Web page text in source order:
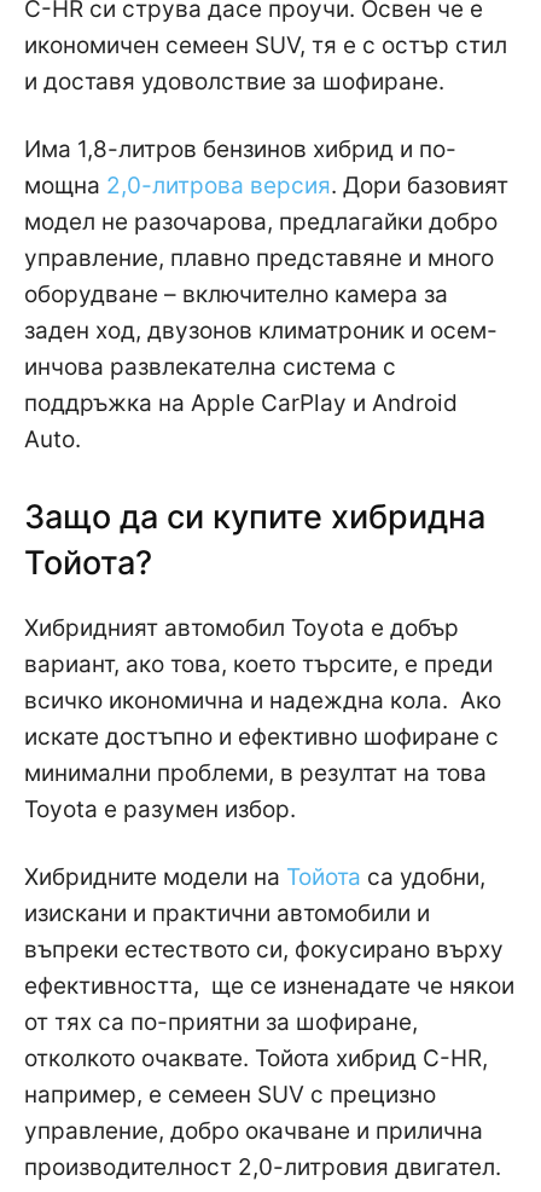
C-HR си струва дасе проучи. Освен че е
икономичен семеен SUV, тя е с остър стил
и доставя удоволствие за шофиране.
Има 1,8-литров бензинов хибрид и по-
мощна 2,0-литрова версия. Дори базовият
модел не разочарова, предлагайки добро
управление, плавно представяне и много
оборудване – включително камера за
заден ход, двузонов климатроник и осем-
инчова развлекателна система с
поддръжка на Apple CarPlay и Android
Auto.
Защо да си купите хибридна
Тойота?
Хибридният автомобил Toyota е добър
вариант, ако това, което търсите, е преди
всичко икономична и надеждна кола. Ако
искате достъпно и ефективно шофиране с
минимални проблеми, в резултат на това
Toyota е разумен избор.
Хибридните модели на Тойота са удобни,
изискани и практични автомобили и
въпреки естеството си, фокусирано върху
ефективността, ще се изненадате че някои
от тях са по-приятни за шофиране,
отколкото очаквате. Тойота хибрид C-HR,
например, е семеен SUV с прецизно
управление, добро окачване и прилична
производителност 2,0-литровия двигател.